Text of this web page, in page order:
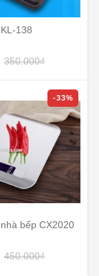
138
350.000₫
-33%
bếp CX2020
450.000₫